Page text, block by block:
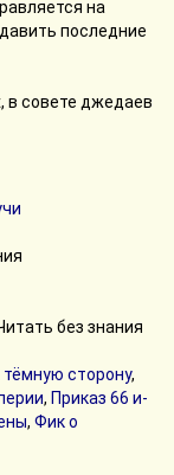
на
последние
в совете джедаев
без знания
тёмную сторону,
, Приказ 66 и-
, Фик о